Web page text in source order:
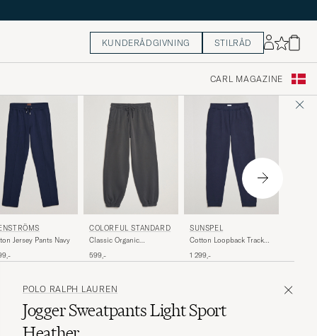
KUNDERÅDGIVNING STILRÅD
CARL MAGAZINE
Jersey Pants Navy
COLORFUL STANDARD
Classic Organic
599,-
SUNSPEL
Cotton Loopback Track
1 299,-
POLO RALPH LAUREN
Jogger Sweatpants Light Sport